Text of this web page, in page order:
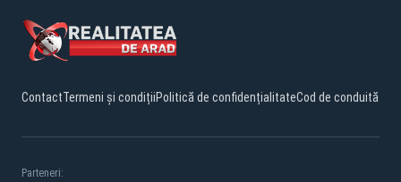
ContactTermeni și condițiiPolitică de confidențialitateCod de conduită
Parteneri: